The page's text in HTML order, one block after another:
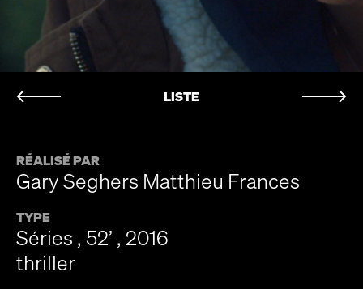
LISTE
RÉALISÉ PAR
Gary Seghers Matthieu Frances
TYPE
Séries , 52’ , 2016
thriller